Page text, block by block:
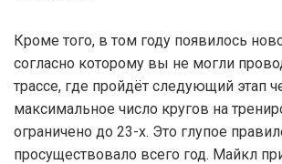
Кроме того, в том году появилось
согласно которому вы не могли
трассе, где пройдёт следующий этап
максимальное число кругов на
ограничено до 23-х. Это глупое
просуществовало всего год. Майкл